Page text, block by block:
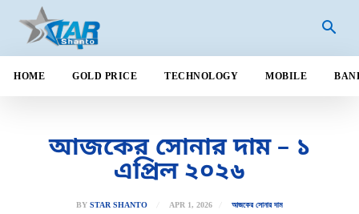
HOME GOLD PRICE TECHNOLOGY MOBILE
আজকের সোনার দাম – ১
এপ্রিল ২০২৬
BY STAR SHANTO APR 1, 2026 আজকের সোনার দাম